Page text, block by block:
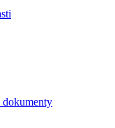
dokumenty